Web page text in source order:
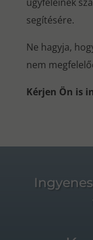
segítésére.
Ne hagyja,
nem
Kérjen Ön is